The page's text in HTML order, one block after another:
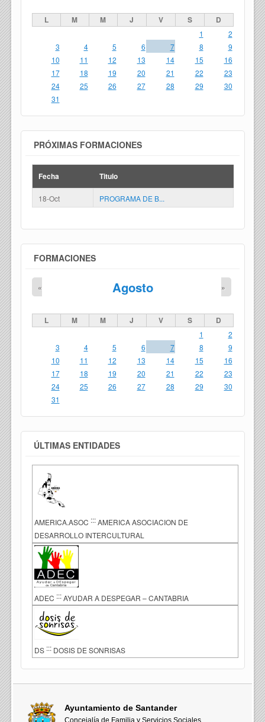
L M M J V S D
1
2
3
4 5 6 7 8
9
10
11 12 13 14 15
16
17
18 19 20 21 22
23
24
25 26 27 28 29
30
31
PRÓXIMAS FORMACIONES
Fecha Titulo
18-Oct PROGRAMA DE B...
FORMACIONES
Agosto
« »
L M M J V S D
1
2
3
4 5 6 7 8
9
10
11 12 13 14 15
16
17
18 19 20 21 22
23
24
25 26 27 28 29
30
31
ÚLTIMAS ENTIDADES
AMERICA.ASOC ::: AMERICA ASOCIACION DE
DESARROLLO INTERCULTURAL
ADEC ::: AYUDAR A DESPEGAR – CANTABRIA
DS ::: DOSIS DE SONRISAS
Ayuntamiento de Santander
Concejalía de Familia y Servicios Sociales